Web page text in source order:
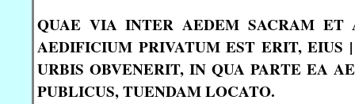
QUAE VIA INTER AEDEM SACRAM
AEDIFICIUM PRIVATUM EST ERIT,
URBIS OBVENERIT, IN QUA PARTE EA
PUBLICUS, TUENDAM LOCATO.